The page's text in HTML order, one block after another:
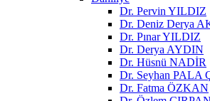
Dr. Pervin YILDIZ
Dr. Deniz Derya
Dr. Pınar YILDIZ
Dr. Derya AYDIN
Dr. Hüsnü NADİR
Dr. Seyhan PALA
Dr. Fatma ÖZKAN